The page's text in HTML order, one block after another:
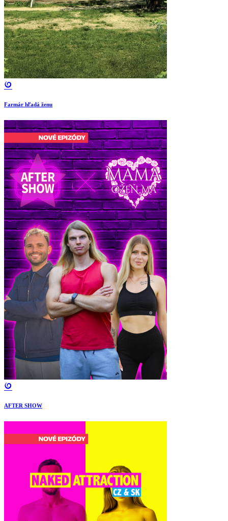
Farmár hľadá ženu
AFTER SHOW